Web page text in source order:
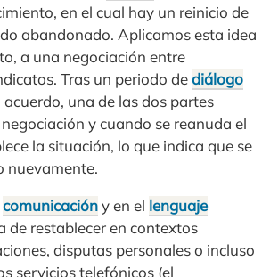
en el cual hay un reinicio de
abandonado. Aplicamos esta idea
a una negociación entre
Tras un periodo dediálogo
una de las dos partes
y cuando se reanuda el
la situación, lo que indica que se
nuevamente.
comunicacióny en el lenguaje
de restablecer en contextos
disputas personales o incluso
servicios telefónicos (el